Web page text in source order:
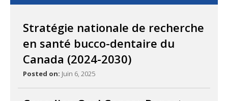
Stratégie nationale de recherche
en santé bucco-dentaire du
Canada (2024-2030)
Posted on: Juin 6, 2025